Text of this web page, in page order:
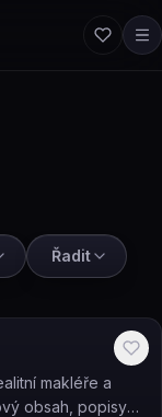
Řadit
makléře a
obsah, popisy